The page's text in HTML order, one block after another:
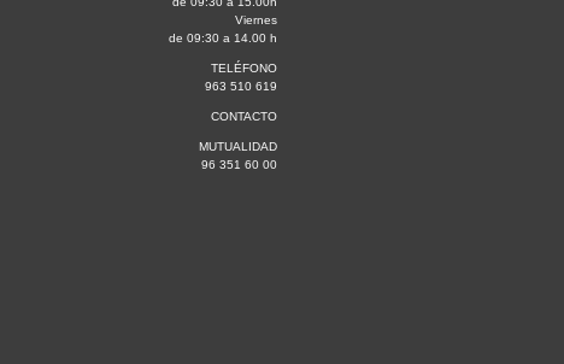
Viernes
de 09:30 a 14.00 h
TELÉFONO
963 510 619
CONTACTO
MUTUALIDAD
96 351 60 00